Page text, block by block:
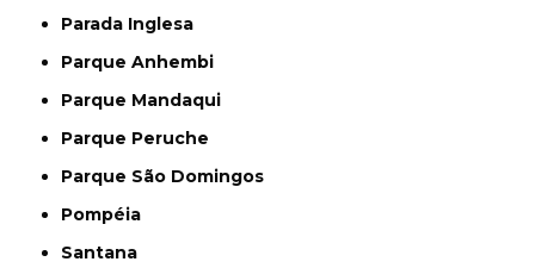
Parada Inglesa
Parque Anhembi
Parque Mandaqui
Parque Peruche
Parque São Domingos
Pompéia
Santana